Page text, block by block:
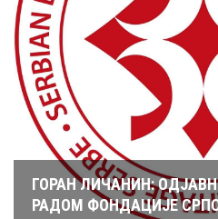
ГОРАН ЛИЧАНИН:
РАДОМ ФОНДАЦИЈЕ